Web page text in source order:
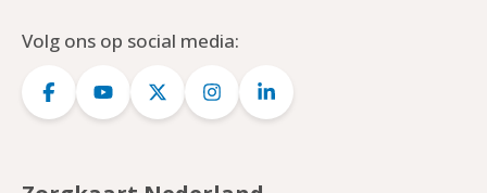
Volg ons op social media:
Logo
Logo
Logo
Logo
Logo